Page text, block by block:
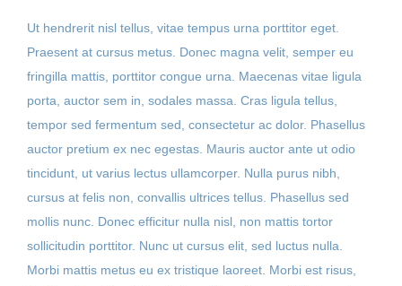
Ut hendrerit nisl tellus, vitae tempus urna porttitor eget.
Praesent at cursus metus. Donec magna velit, semper eu
fringilla mattis, porttitor congue urna. Maecenas vitae ligula
porta, auctor sem in, sodales massa. Cras ligula tellus,
tempor sed fermentum sed, consectetur ac dolor. Phasellus
auctor pretium ex nec egestas. Mauris auctor ante ut odio
tincidunt, ut varius lectus ullamcorper. Nulla purus nibh,
cursus at felis non, convallis ultrices tellus. Phasellus sed
mollis nunc. Donec efficitur nulla nisl, non mattis tortor
sollicitudin porttitor. Nunc ut cursus elit, sed luctus nulla.
Morbi mattis metus eu ex tristique laoreet. Morbi est risus,